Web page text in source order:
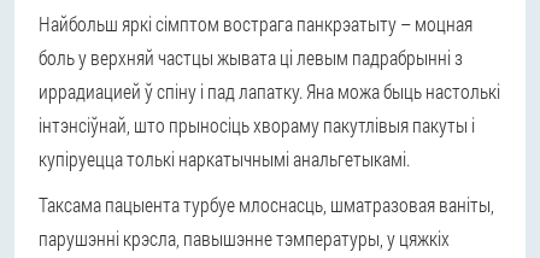
Найбольш яркі сімптом вострага панкрэатыту – моцная
боль у верхняй частцы жывата ці левым падрабрынні з
иррадиацией ў спіну і пад лапатку. Яна можа быць настолькі
інтэнсіўнай, што прыносіць хвораму пакутлівыя пакуты і
купіруецца толькі наркатычнымі анальгетыкамі.
Таксама пацыента турбуе млоснасць, шматразовая ваніты,
парушэнні крэсла, павышэнне тэмпературы, у цяжкіх